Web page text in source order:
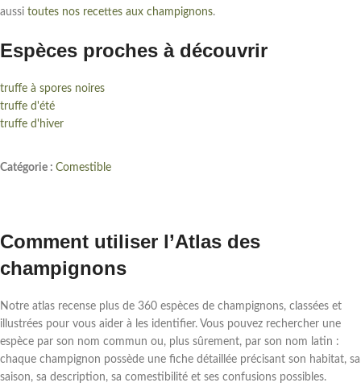
aussi toutes nos recettes aux champignons.
Espèces proches à découvrir
truffe à spores noires
truffe d'été
truffe d'hiver
Catégorie : Comestible
Comment utiliser l’Atlas des
champignons
Notre atlas recense plus de 360 espèces de champignons, classées et
illustrées pour vous aider à les identifier. Vous pouvez rechercher une
espèce par son nom commun ou, plus sûrement, par son nom latin :
chaque champignon possède une fiche détaillée précisant son habitat, sa
saison, sa description, sa comestibilité et ses confusions possibles.